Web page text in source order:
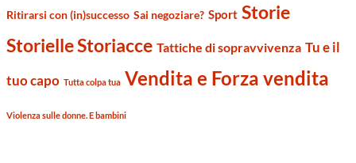
Ritirarsi con (in)successo Sai negoziare? Sport Storie
Storielle Storiacce Tattiche di sopravvivenza Tu e il
tuo capo Tutta colpa tua Vendita e Forza vendita
Violenza sulle donne. E bambini